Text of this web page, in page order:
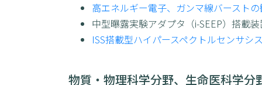
高エネルギー電子、ガンマ線バーストの
中型曝露実験アダプタ（i-SEEP）搭載
ISS搭載型ハイパースペクトルセンサシ
物質・物理科学分野、生命医科学分